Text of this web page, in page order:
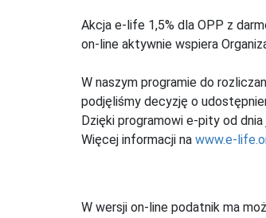
Akcja e-life 1,5% dla OPP z
on-line aktywnie wspiera
W naszym programie do
podjęliśmy decyzję o
Dzięki programowi e-pity od
Więcej informacji na www.e-
W wersji on-line podatnik ma